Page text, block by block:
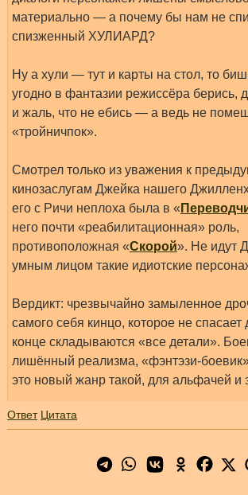
материально — а почему бы нам не
спизженный ХУЛИАРД?
Ну а хули — тут и карты на стол, то
угодно в фантазии режиссёра берись,
и жаль, что не ебись — а ведь не
«тройничпок».
Смотрел только из уважения к
кинозаслугам Джейка нашего
его с Ричи неплоха была в «
него почти «реабилитационная» роль,
противоположная «Скорой». Не идут
умным лицом такие идиотские
Вердикт: чрезвычайно замыленное
самого себя кинцо, которое не спасает
конце складываются «все детали».
лишённый реализма, «фэнтэзи-
это новый жанр такой, для альфачей и
Ответ Цитата